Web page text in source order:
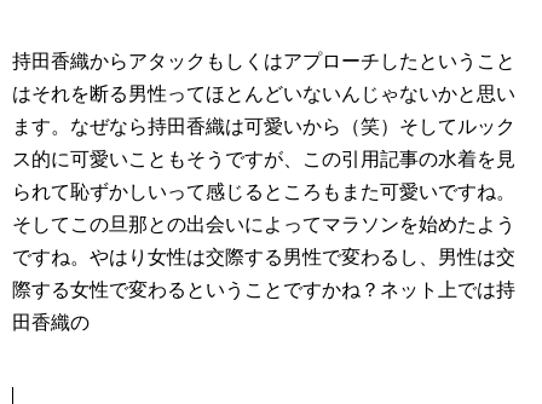
持田香織からアタックもしくはアプローチしたということ
はそれを断る男性ってほとんどいないんじゃないかと思い
ます。なぜなら持田香織は可愛いから（笑）そしてルック
ス的に可愛いこともそうですが、この引用記事の水着を見
られて恥ずかしいって感じるところもまた可愛いですね。
そしてこの旦那との出会いによってマラソンを始めたよう
ですね。やはり女性は交際する男性で変わるし、男性は交
際する女性で変わるということですかね？ネット上では持
田香織の